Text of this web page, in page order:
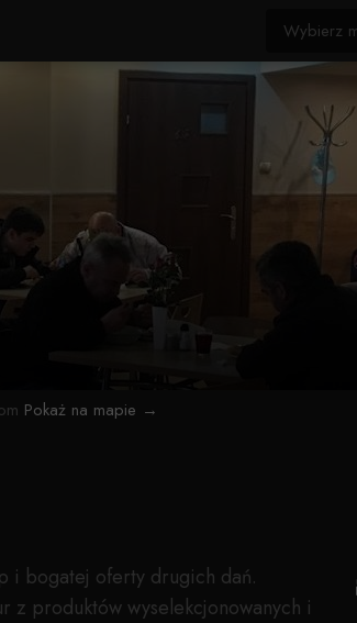
Pokaż na mapie →
i bogatej oferty drugich dań.
z produktów wyselekcjonowanych i